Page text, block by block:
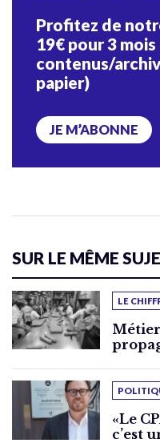
Profitez de
19€ pour 3
contenus/
papier)
JE M’ABONNE
SUR LE MÊME
LE
«Le
c’est